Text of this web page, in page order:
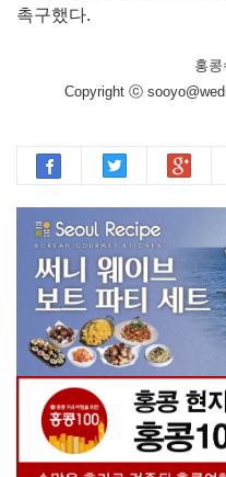
촉구했다.
홍콩
Copyright ⓒ